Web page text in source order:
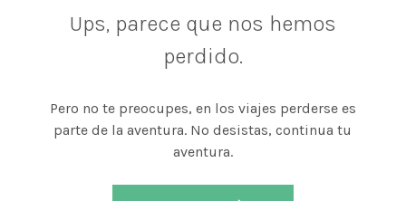
Ups, parece que nos hemos
perdido.
Pero no te preocupes, en los viajes perderse es
parte de la aventura. No desistas, continua tu
aventura.